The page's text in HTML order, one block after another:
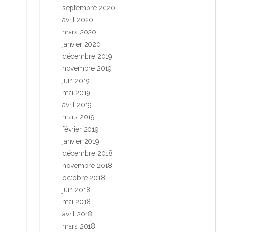
septembre 2020
avril 2020
mars 2020
janvier 2020
décembre 2019
novembre 2019
juin 2019
mai 2019
avril 2019
mars 2019
février 2019
janvier 2019
décembre 2018
novembre 2018
octobre 2018
juin 2018
mai 2018
avril 2018
mars 2018